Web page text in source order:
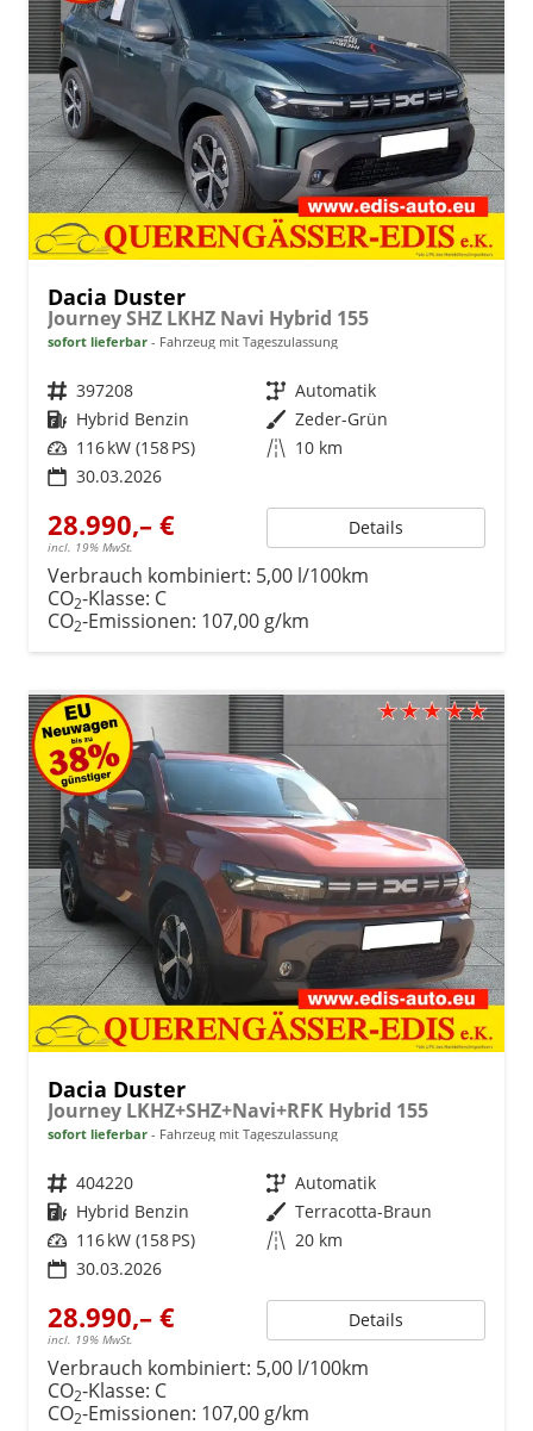
Dacia Duster
Journey SHZ LKHZ Navi Hybrid 155
sofort lieferbar Fahrzeug mit Tageszulassung
Fahrzeugnr. 397208 Getriebe Automatik
Kraftstoff Hybrid Benzin Außenfarbe Zeder-Grün
Leistung 116 kW (158 PS) Kilometerstand 10 km
30.03.2026
28.990,– €
incl. 19% MwSt.
Details
Verbrauch kombiniert: 5,00 l/100km
CO2-Klasse: C
CO2-Emissionen: 107,00 g/km
Dacia Duster
Journey LKHZ+SHZ+Navi+RFK Hybrid 155
sofort lieferbar Fahrzeug mit Tageszulassung
Fahrzeugnr. 404220 Getriebe Automatik
Kraftstoff Hybrid Benzin Außenfarbe Terracotta-Braun
Leistung 116 kW (158 PS) Kilometerstand 20 km
30.03.2026
28.990,– €
incl. 19% MwSt.
Details
Verbrauch kombiniert: 5,00 l/100km
CO2-Klasse: C
CO2-Emissionen: 107,00 g/km